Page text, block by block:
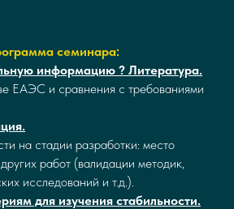
семинара:
информацию ? Литература.
ЕАЭС и сравнения с требованиями
на стадии разработки: место
работ (валидации методик,
исследований и т.д.).
для изучения стабильности.